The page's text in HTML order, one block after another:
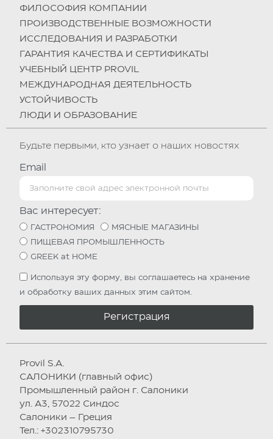
ФИЛОСОФИЯ КОМПАНИИ
ПРОИЗВОДСТВЕННЫЕ ВОЗМОЖНОСТИ
ИССЛЕДОВАНИЯ И РАЗРАБОТКИ
ГАРАНТИЯ КАЧЕСТВА И СЕРТИФИКАТЫ
УЧЕБНЫЙ ЦЕНТР PROVIL
МЕЖДУНАРОДНАЯ ДЕЯТЕЛЬНОСТЬ
УСТОЙЧИВОСТЬ
ЛЮДИ И ОБРАЗОВАНИЕ
Будьте первыми, кто узнает о наших новостях
Email
Вас интересует:
ГАСТРОНОМИЯ
МЯСНЫЕ МАГАЗИНЫ
ПИЩЕВАЯ ПРОМЫШЛЕННОСТЬ
GREEK at HOME
Используя эту форму, вы соглашаетесь на хранение
и обработку ваших данных этим сайтом.
Регистрация
Provil S.A.
САЛОНИКИ (главный офис)
Промышленный район г. Салоники
ул. А3, 57022 Синдос
Салоники – Греция
Тел.: +302310795730